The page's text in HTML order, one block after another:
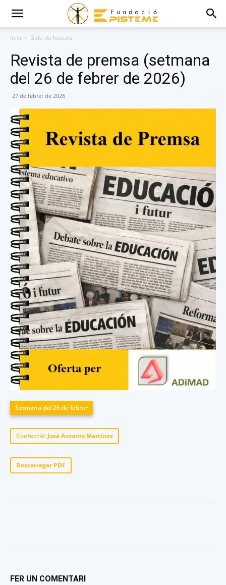
Inici Sala de lectura
Revista de premsa (setmana
del 26 de febrer de 2026)
27 de febrer de 2026
Setmana del 26 de febrer
Confecció: José Antonio Martínez
Descarregar PDF
FER UN COMENTARI